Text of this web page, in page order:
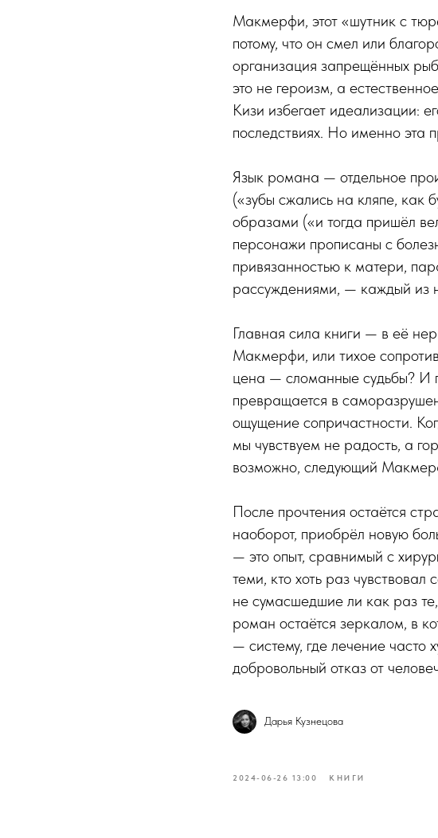
Макмерфи, этот «шутник с
потому, что он смел или
организация запрещённых
это не героизм, а
Кизи избегает идеализации:
последствиях. Но именно эта
Язык романа — отдельное
(«зубы сжались на кляпе, как
образами («и тогда пришёл
персонажи прописаны с
привязанностью к матери,
рассуждениями, — каждый из
Главная сила книги — в её
Макмерфи, или тихое
цена — сломанные судьбы? И
превращается в
ощущение сопричастности.
мы чувствуем не радость, а
возможно, следующий
После прочтения остаётся
наоборот, приобрёл новую
— это опыт, сравнимый с
теми, кто хоть раз
не сумасшедшие ли как раз
роман остаётся зеркалом, в
— систему, где лечение часто
добровольный отказ от
Дарья Кузнецова
2024-06-26 13:00 КНИГИ